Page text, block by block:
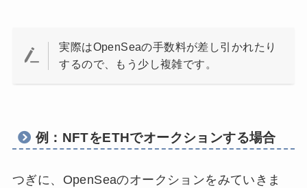
実際はOpenSeaの手数料が差し引かれたり
するので、もう少し複雑です。
例：NFTをETHでオークションする場合
つぎに、OpenSeaのオークションをみていきま